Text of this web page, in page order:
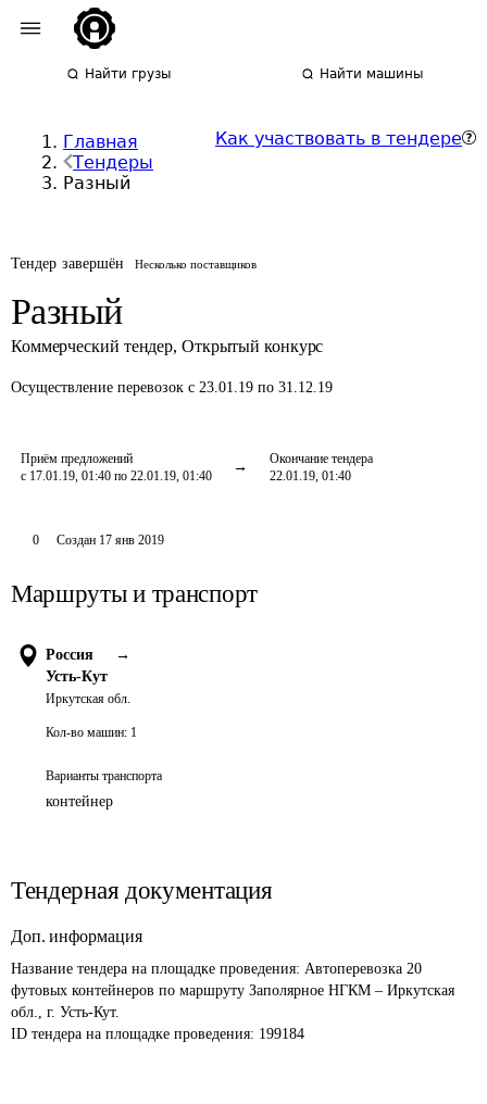
Найти грузы Найти машины
Главная
Тендеры
Разный
Как участвовать в тендере
Тендер завершён Несколько поставщиков
Разный
Коммерческий тендер, Открытый конкурс
Осуществление перевозок с 23.01.19 по 31.12.19
Приём предложений
с 17.01.19, 01:40 по 22.01.19, 01:40
Окончание тендера
22.01.19, 01:40
0 Создан 17 янв 2019
Маршруты и транспорт
Россия
→
Усть-Кут
Иркутская обл.
Кол-во машин: 1
Варианты транспорта
контейнер
Тендерная документация
Доп. информация
Название тендера на площадке проведения: Автоперевозка 20
футовых контейнеров по маршруту Заполярное НГКМ – Иркутская
обл., г. Усть-Кут.
ID тендера на площадке проведения: 199184